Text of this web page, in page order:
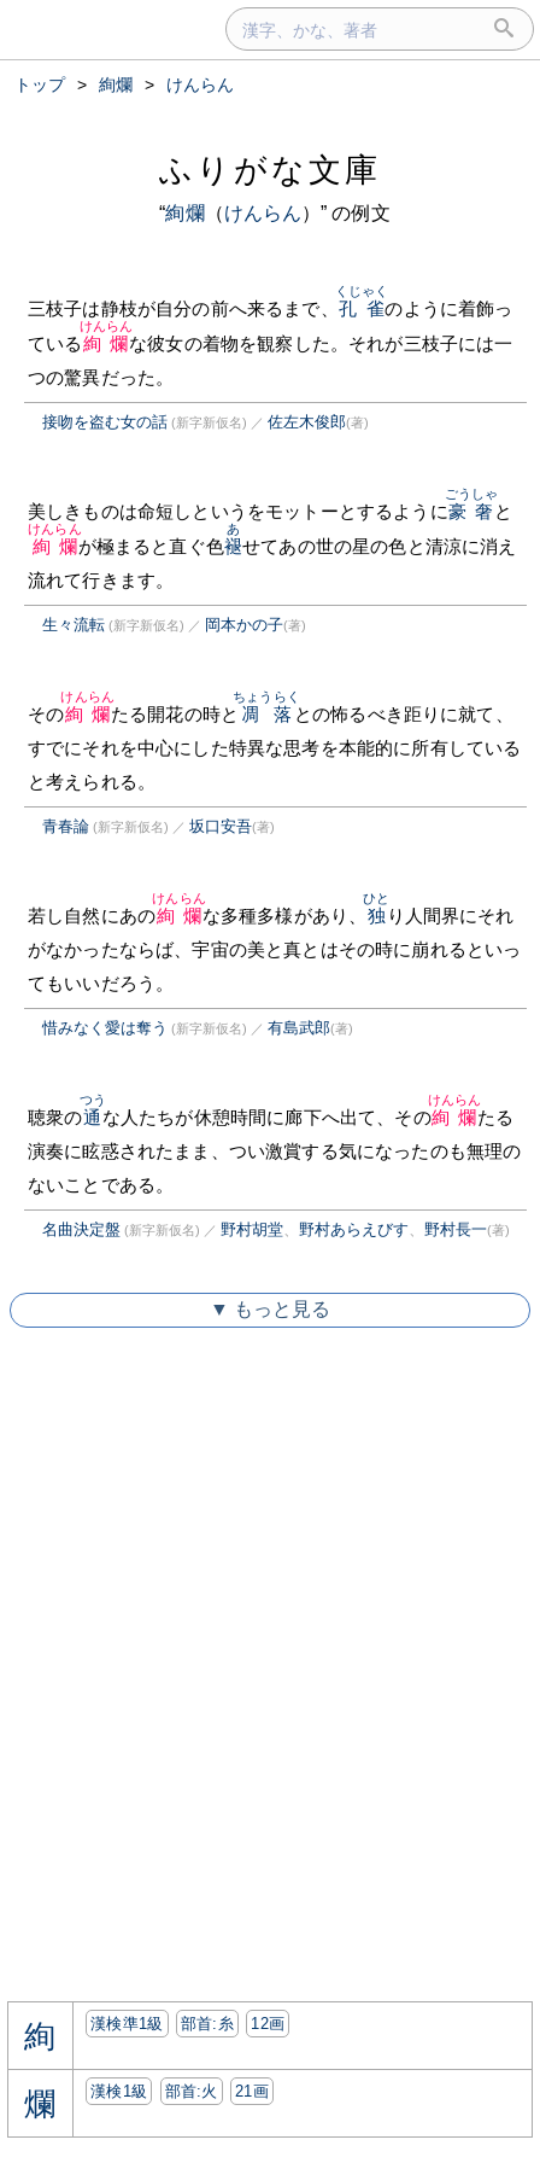
トップ > 絢爛 > けんらん
ふりがな文庫
“絢爛 （けんらん）” の例文
三枝子は静枝が自分の前へ来るまで、 孔雀
くじゃく
のように着飾っ
ている絢爛
けんらん
な彼女の着物を観察した。それが三枝子には一
つの驚異だった。
接吻を盗む女の話 (新字新仮名) ／ 佐左木俊郎(著)
美しきものは命短しというをモットーとするように豪奢
ごうしゃ
と
絢爛
けんらん
が極まると直ぐ色褪
あ
せてあの世の星の色と清涼に消え
流れて行きます。
生々流転 (新字新仮名) ／ 岡本かの子(著)
その絢爛
けんらん
たる開花の時と 凋落
ちょうらく
との怖るべき距りに就て、
すでにそれを中心にした特異な思考を本能的に所有している
と考えられる。
青春論 (新字新仮名) ／ 坂口安吾(著)
若し自然にあの絢爛
けんらん
な多種多様があり、 独
ひと
り人間界にそれ
がなかったならば、宇宙の美と真とはその時に崩れるといっ
てもいいだろう。
惜みなく愛は奪う (新字新仮名) ／ 有島武郎(著)
聴衆の通
つう
な人たちが休憩時間に廊下へ出て、その絢爛
けんらん
たる
演奏に眩惑されたまま、つい激賞する気になったのも無理の
ないことである。
名曲決定盤 (新字新仮名) ／ 野村胡堂、 野村あらえびす、 野村長一(著)
▼ もっと見る
絢 漢検準1級 部首:⽷ 12画
爛 漢検1級 部首:⽕ 21画